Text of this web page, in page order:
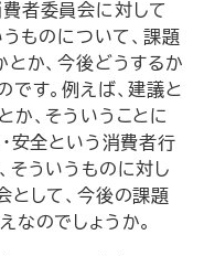
者委員会に対して
ものについて、課題
とか、今後どうするか
す。例えば、建議と
か、そういうことに
安全という消費者行
そういうものに対し
として、今後の課題
なのでしょうか。